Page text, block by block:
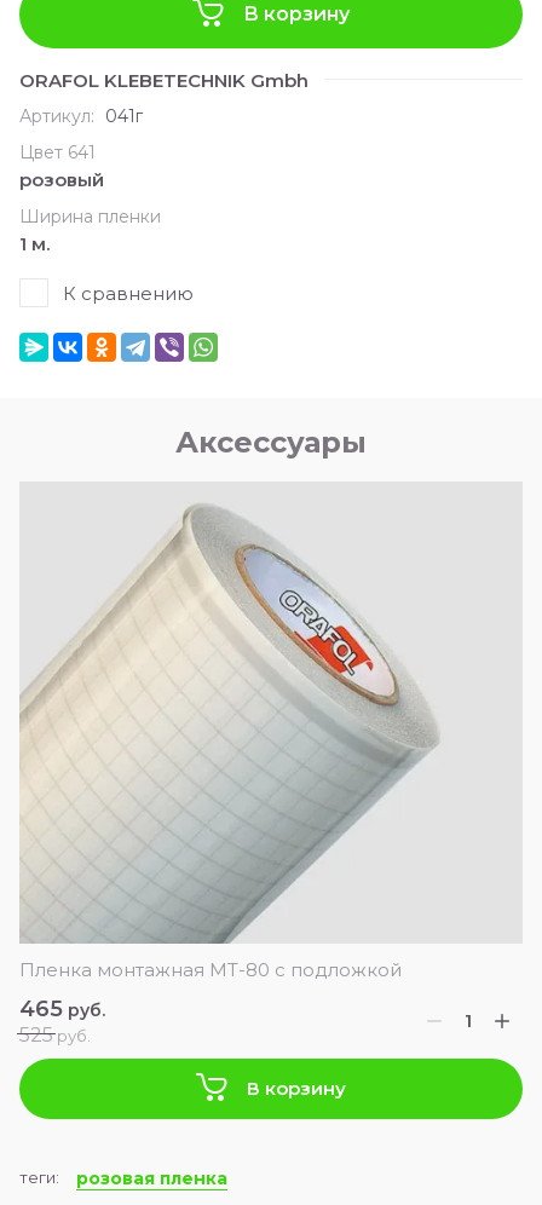
В корзину
ORAFOL KLEBETECHNIK Gmbh
Артикул:
041г
Цвет 641
розовый
Ширина пленки
1 м.
К сравнению
Аксессуары
Пленка монтажная МТ-80 с подложкой
525 руб.
465 руб.
В корзину
теги: розовая пленка